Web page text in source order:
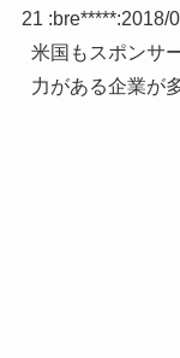
21 :bre*****:2018/
米国もスポンサ
力がある企業が